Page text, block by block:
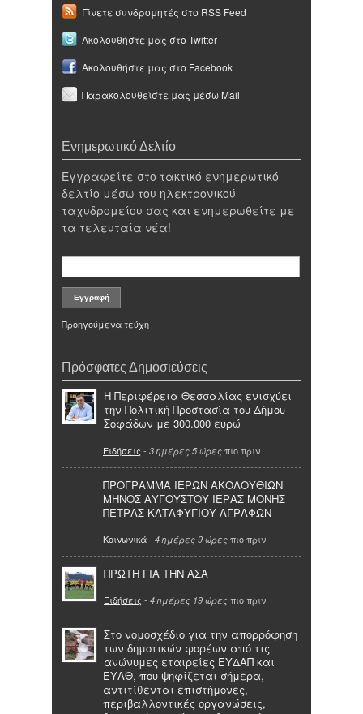
Γίνετε συνδρομητές στο RSS Feed
Ακολουθήστε μας στο Twitter
Ακολουθήστε μας στο Facebook
Παρακολουθείστε μας μέσω Mail
Ενημερωτικό Δελτίο
Εγγραφείτε στο τακτικό ενημερωτικό
δελτίο μέσω του ηλεκτρονικού
ταχυδρομείου σας και ενημερωθείτε με
τα τελευταία νέα!
Προηγούμενα τεύχη
Πρόσφατες Δημοσιεύσεις
Η Περιφέρεια Θεσσαλίας ενισχύει
την Πολιτική Προστασία του Δήμου
Σοφάδων με 300.000 ευρώ
Ειδήσεις - 3 ημέρες 5 ώρες πιο πριν
ΠΡΟΓΡΑΜΜΑ ΙΕΡΩΝ ΑΚΟΛΟΥΘΙΩΝ
ΜΗΝΟΣ ΑΥΓΟΥΣΤΟΥ ΙΕΡΑΣ ΜΟΝΗΣ
ΠΕΤΡΑΣ ΚΑΤΑΦΥΓΙΟΥ ΑΓΡΑΦΩΝ
Κοινωνικά- 4 ημέρες 9 ώρες πιο πριν
ΠΡΩΤΗ ΓΙΑ ΤΗΝ ΑΣΑ
Ειδήσεις - 4 ημέρες 19 ώρες πιο πριν
Στο νομοσχέδιο για την απορρόφηση
των δημοτικών φορέων από τις
ανώνυμες εταιρείες ΕΥΔΑΠ και
ΕΥΑΘ, που ψηφίζεται σήμερα,
αντιτίθενται επιστήμονες,
περιβαλλοντικές οργανώσεις,